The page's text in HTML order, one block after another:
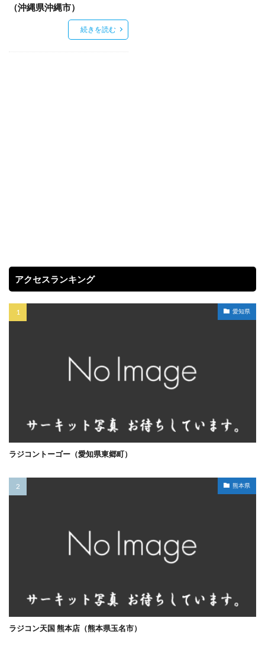
（沖縄県沖縄市）
続きを読む
アクセスランキング
愛知県
ラジコントーゴー（愛知県東郷町）
熊本県
ラジコン天国 熊本店（熊本県玉名市）